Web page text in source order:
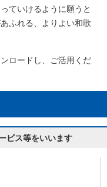
ていけるように願うと
ふれる、よりよい和歌
ロードし、ご活用くだ
ビス等をいいます